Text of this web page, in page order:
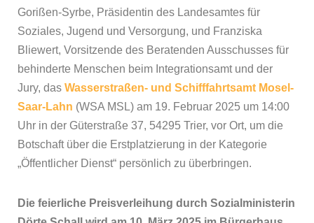
Gorißen-Syrbe, Präsidentin des Landesamtes für
Soziales, Jugend und Versorgung, und Franziska
Bliewert, Vorsitzende des Beratenden Ausschusses für
behinderte Menschen beim Integrationsamt und der
Jury, das Wasserstraßen- und Schifffahrtsamt Mosel-
Saar-Lahn (WSA MSL) am 19. Februar 2025 um 14:00
Uhr in der Güterstraße 37, 54295 Trier, vor Ort, um die
Botschaft über die Erstplatzierung in der Kategorie
„Öffentlicher Dienst“ persönlich zu überbringen.
Die feierliche Preisverleihung durch Sozialministerin